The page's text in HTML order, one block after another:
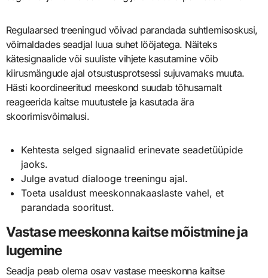
Regulaarsed treeningud võivad parandada suhtlemisoskusi,
võimaldades seadjal luua suhet lööjatega. Näiteks
kätesignaalide või suuliste vihjete kasutamine võib
kiirusmängude ajal otsustusprotsessi sujuvamaks muuta.
Hästi koordineeritud meeskond suudab tõhusamalt
reageerida kaitse muutustele ja kasutada ära
skoorimisvõimalusi.
Kehtesta selged signaalid erinevate seadetüüpide
jaoks.
Julge avatud dialooge treeningu ajal.
Toeta usaldust meeskonnakaaslaste vahel, et
parandada sooritust.
Vastase meeskonna kaitse mõistmine ja
lugemine
Seadja peab olema osav vastase meeskonna kaitse